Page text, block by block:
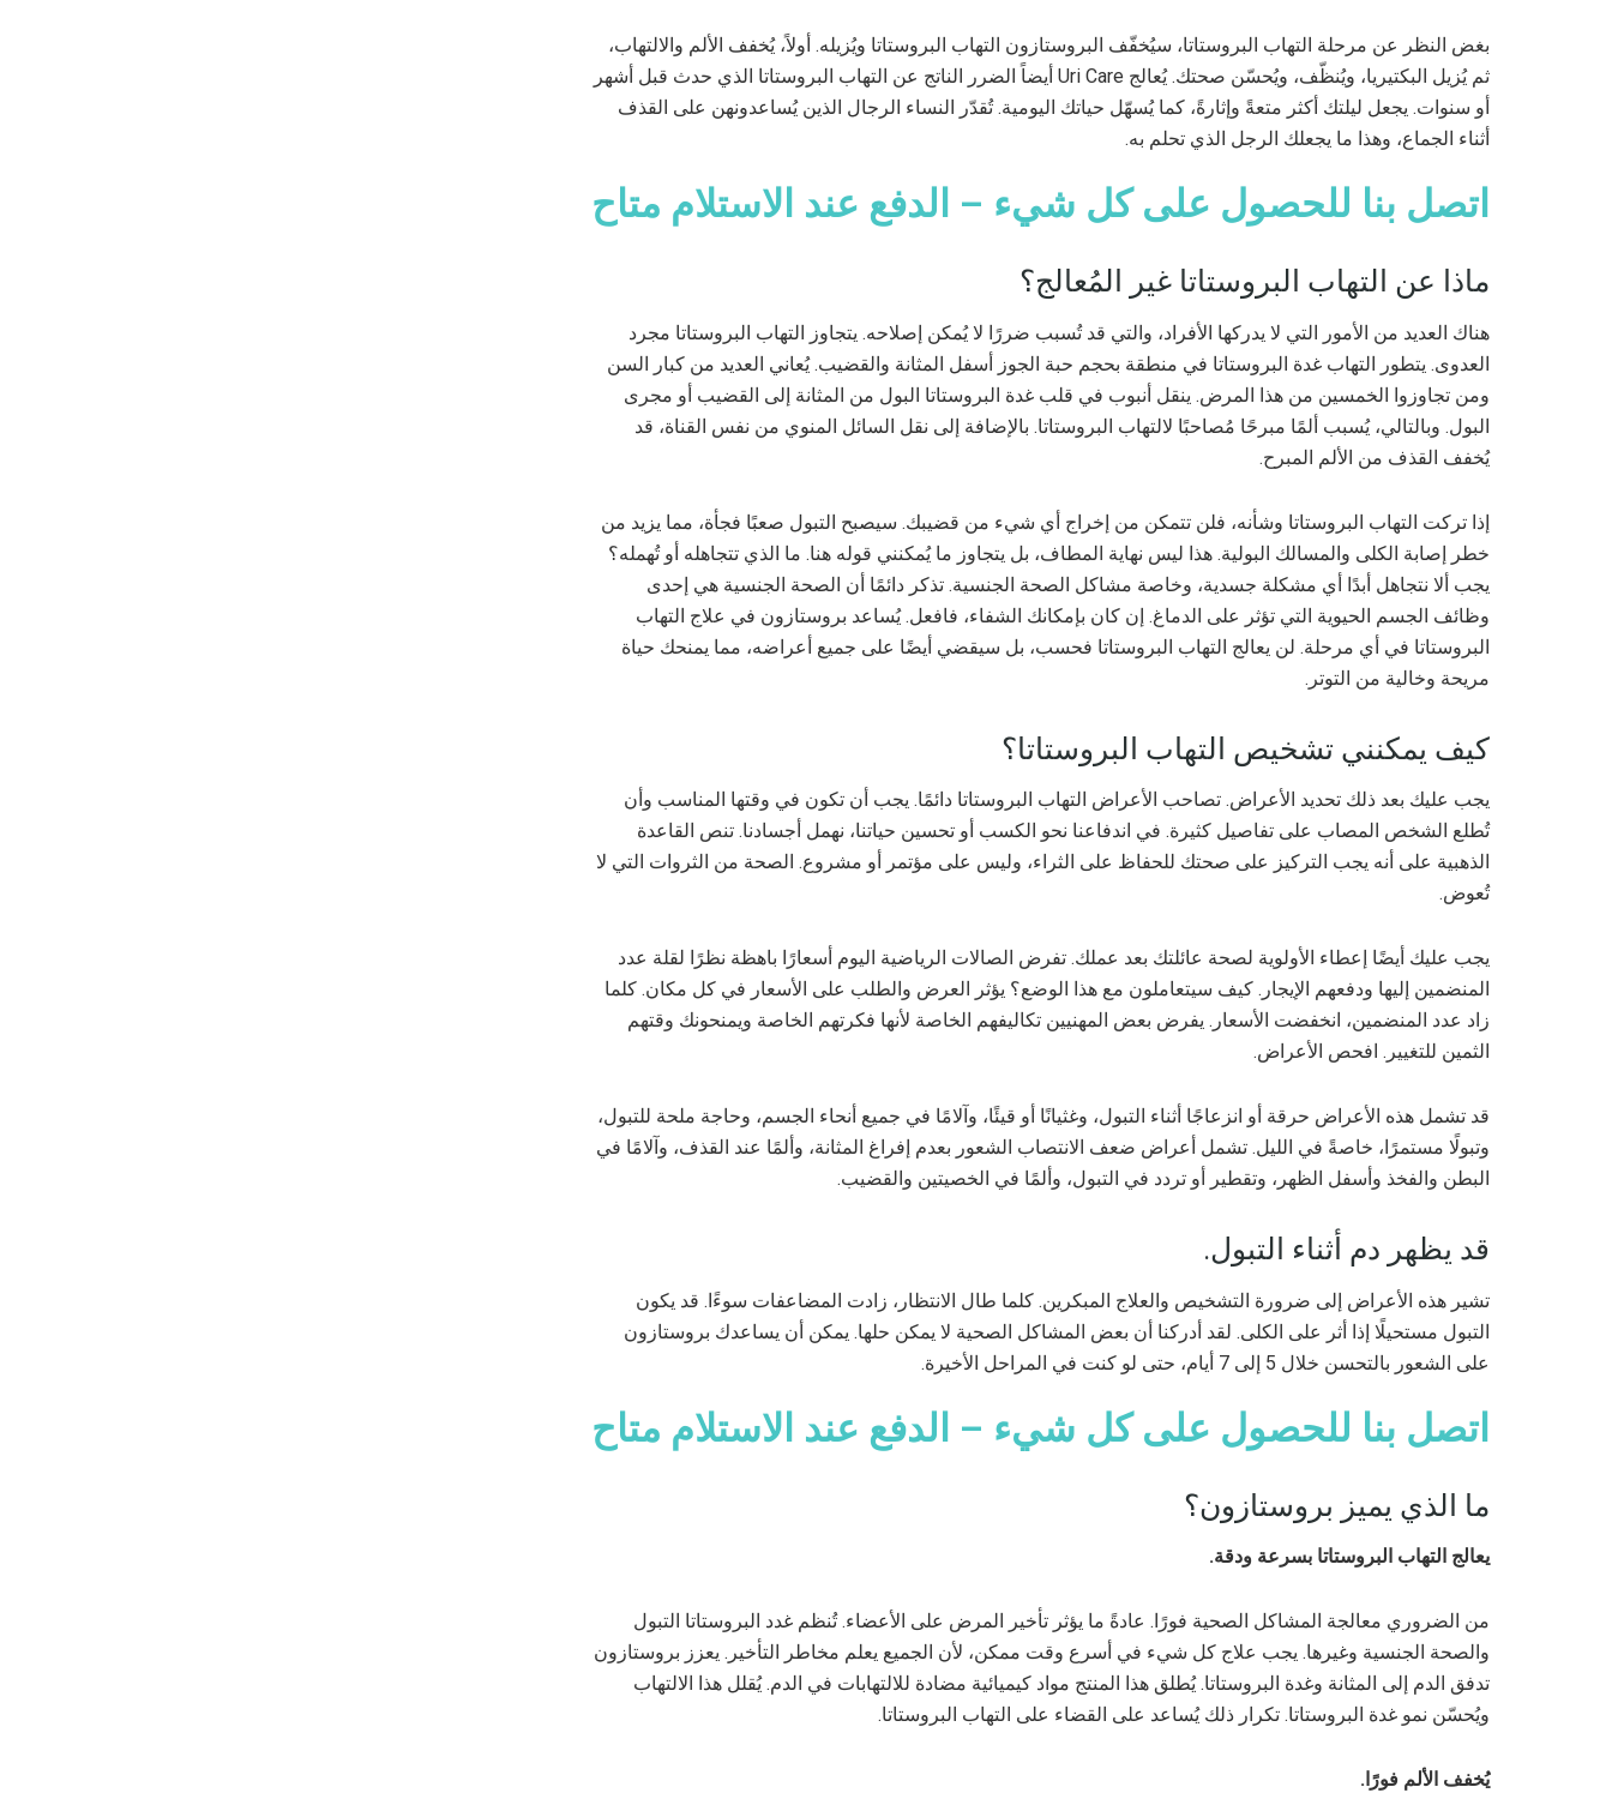
بغض النظر عن مرحلة التهاب البروستاتا، سيُخفّف البروستازون التهاب البروستاتا ويُزيله. أولاً، يُخفف الألم والالتهاب،
ثم يُزيل البكتيريا، ويُنظّف، ويُحسّن صحتك. يُعالج Uri Care أيضاً الضرر الناتج عن التهاب البروستاتا الذي حدث قبل أشهر
أو سنوات. يجعل ليلتك أكثر متعةً وإثارةً، كما يُسهّل حياتك اليومية. تُقدّر النساء الرجال الذين يُساعدونهن على القذف
أثناء الجماع، وهذا ما يجعلك الرجل الذي تحلم به.
اتصل بنا للحصول على كل شيء – الدفع عند الاستلام متاح
ماذا عن التهاب البروستاتا غير المُعالج؟
هناك العديد من الأمور التي لا يدركها الأفراد، والتي قد تُسبب ضررًا لا يُمكن إصلاحه. يتجاوز التهاب البروستاتا مجرد
العدوى. يتطور التهاب غدة البروستاتا في منطقة بحجم حبة الجوز أسفل المثانة والقضيب. يُعاني العديد من كبار السن
ومن تجاوزوا الخمسين من هذا المرض. ينقل أنبوب في قلب غدة البروستاتا البول من المثانة إلى القضيب أو مجرى
البول. وبالتالي، يُسبب ألمًا مبرحًا مُصاحبًا لالتهاب البروستاتا. بالإضافة إلى نقل السائل المنوي من نفس القناة، قد
يُخفف القذف من الألم المبرح.
إذا تركت التهاب البروستاتا وشأنه، فلن تتمكن من إخراج أي شيء من قضيبك. سيصبح التبول صعبًا فجأة، مما يزيد من
خطر إصابة الكلى والمسالك البولية. هذا ليس نهاية المطاف، بل يتجاوز ما يُمكنني قوله هنا. ما الذي تتجاهله أو تُهمله؟
يجب ألا نتجاهل أبدًا أي مشكلة جسدية، وخاصة مشاكل الصحة الجنسية. تذكر دائمًا أن الصحة الجنسية هي إحدى
وظائف الجسم الحيوية التي تؤثر على الدماغ. إن كان بإمكانك الشفاء، فافعل. يُساعد بروستازون في علاج التهاب
البروستاتا في أي مرحلة. لن يعالج التهاب البروستاتا فحسب، بل سيقضي أيضًا على جميع أعراضه، مما يمنحك حياة
مريحة وخالية من التوتر.
كيف يمكنني تشخيص التهاب البروستاتا؟
يجب عليك بعد ذلك تحديد الأعراض. ​​تصاحب الأعراض التهاب البروستاتا دائمًا. يجب أن تكون في وقتها المناسب وأن
تُطلع الشخص المصاب على تفاصيل كثيرة. في اندفاعنا نحو الكسب أو تحسين حياتنا، نهمل أجسادنا. تنص القاعدة
الذهبية على أنه يجب التركيز على صحتك للحفاظ على الثراء، وليس على مؤتمر أو مشروع. الصحة من الثروات التي لا
تُعوض.
يجب عليك أيضًا إعطاء الأولوية لصحة عائلتك بعد عملك. تفرض الصالات الرياضية اليوم أسعارًا باهظة نظرًا لقلة عدد
المنضمين إليها ودفعهم الإيجار. كيف سيتعاملون مع هذا الوضع؟ يؤثر العرض والطلب على الأسعار في كل مكان. كلما
زاد عدد المنضمين، انخفضت الأسعار. يفرض بعض المهنيين تكاليفهم الخاصة لأنها فكرتهم الخاصة ويمنحونك وقتهم
الثمين للتغيير. افحص الأعراض.
قد تشمل هذه الأعراض حرقة أو انزعاجًا أثناء التبول، وغثيانًا أو قيئًا، وآلامًا في جميع أنحاء الجسم، وحاجة ملحة للتبول،
وتبولًا مستمرًا، خاصةً في الليل. تشمل أعراض ضعف الانتصاب الشعور بعدم إفراغ المثانة، وألمًا عند القذف، وآلامًا في
البطن والفخذ وأسفل الظهر، وتقطير أو تردد في التبول، وألمًا في الخصيتين والقضيب.
قد يظهر دم أثناء التبول.
تشير هذه الأعراض إلى ضرورة التشخيص والعلاج المبكرين. كلما طال الانتظار، زادت المضاعفات سوءًا. قد يكون
التبول مستحيلًا إذا أثر على الكلى. لقد أدركنا أن بعض المشاكل الصحية لا يمكن حلها. يمكن أن يساعدك بروستازون
على الشعور بالتحسن خلال 5 إلى 7 أيام، حتى لو كنت في المراحل الأخيرة.
اتصل بنا للحصول على كل شيء – الدفع عند الاستلام متاح
ما الذي يميز بروستازون؟
يعالج التهاب البروستاتا بسرعة ودقة.
من الضروري معالجة المشاكل الصحية فورًا. عادةً ما يؤثر تأخير المرض على الأعضاء. تُنظم غدد البروستاتا التبول
والصحة الجنسية وغيرها. يجب علاج كل شيء في أسرع وقت ممكن، لأن الجميع يعلم مخاطر التأخير. يعزز بروستازون
تدفق الدم إلى المثانة وغدة البروستاتا. يُطلق هذا المنتج مواد كيميائية مضادة للالتهابات في الدم. يُقلل هذا الالتهاب
ويُحسّن نمو غدة البروستاتا. تكرار ذلك يُساعد على القضاء على التهاب البروستاتا.
يُخفف الألم فورًا.